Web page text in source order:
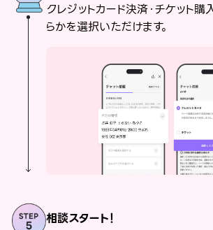
クレジットカード決済・チケット購
らかを選択いただけます。
相談スタート！